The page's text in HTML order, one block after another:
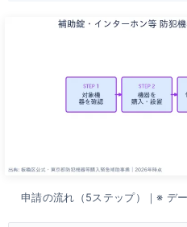
申請の流れ（5ステップ）｜※